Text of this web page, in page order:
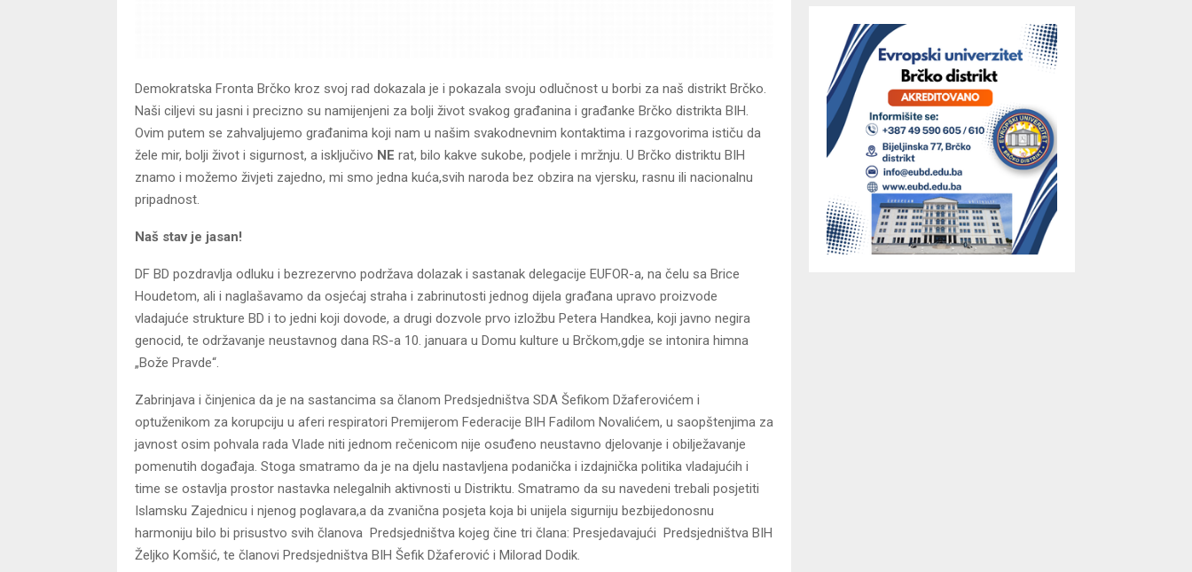
Demokratska Fronta Brčko kroz svoj rad dokazala je i pokazala svoju odlučnost u borbi za naš distrikt Brčko.
Naši ciljevi su jasni i precizno su namijenjeni za bolji život svakog građanina i građanke Brčko distrikta BIH.
Ovim putem se zahvaljujemo građanima koji nam u našim svakodnevnim kontaktima i razgovorima ističu da
žele mir, bolji život i sigurnost, a isključivo NE rat, bilo kakve sukobe, podjele i mržnju. U Brčko distriktu BIH
znamo i možemo živjeti zajedno, mi smo jedna kuća,svih naroda bez obzira na vjersku, rasnu ili nacionalnu
pripadnost.
Naš stav je jasan!
DF BD pozdravlja odluku i bezrezervno podržava dolazak i sastanak delegacije EUFOR-a, na čelu sa Brice
Houdetom, ali i naglašavamo da osjećaj straha i zabrinutosti jednog dijela građana upravo proizvode
vladajuće strukture BD i to jedni koji dovode, a drugi dozvole prvo izložbu Petera Handkea, koji javno negira
genocid, te održavanje neustavnog dana RS-a 10. januara u Domu kulture u Brčkom,gdje se intonira himna
„Bože Pravde“.
Zabrinjava i činjenica da je na sastancima sa članom Predsjedništva SDA Šefikom Džaferovićem i
optuženikom za korupciju u aferi respiratori Premijerom Federacije BIH Fadilom Novalićem, u saopštenjima za
javnost osim pohvala rada Vlade niti jednom rečenicom nije osuđeno neustavno djelovanje i obilježavanje
pomenutih događaja. Stoga smatramo da je na djelu nastavljena podanička i izdajnička politika vladajućih i
time se ostavlja prostor nastavka nelegalnih aktivnosti u Distriktu. Smatramo da su navedeni trebali posjetiti
Islamsku Zajednicu i njenog poglavara,a da zvanična posjeta koja bi unijela sigurniju bezbijedonosnu
harmoniju bilo bi prisustvo svih članova Predsjedništva kojeg čine tri člana: Presjedavajući Predsjedništva BIH
Željko Komšić, te članovi Predsjedništva BIH Šefik Džaferović i Milorad Dodik.